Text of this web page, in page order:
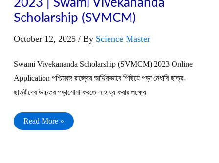
2023 | Swami Vivekananda
Scholarship (SVMCM)
October 12, 2025 / By Science Master
Swami Vivekananda Scholarship (SVMCM) 2023 Online
Application পশ্চিমবঙ্গ রাজ্যের আর্থিকভাবে পিছিয়ে পড়া মেধাবি ছাত্র-
ছাত্রীদের উচ্চতর পড়াশোনা করতে সাহায্য করার লক্ষ্যে
স্বামী
বিবেকানন্দ
Read More »